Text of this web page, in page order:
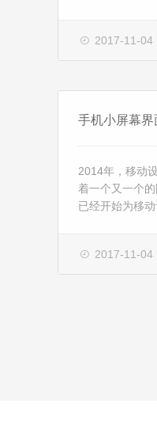
2017-11-04
手机小屏幕界
2014年，移动
着一个又一个
已经开始为移
2017-11-04